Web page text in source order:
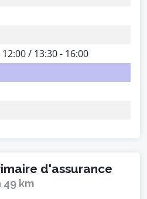
/ 13:30 - 16:00
d'assurance
49 km